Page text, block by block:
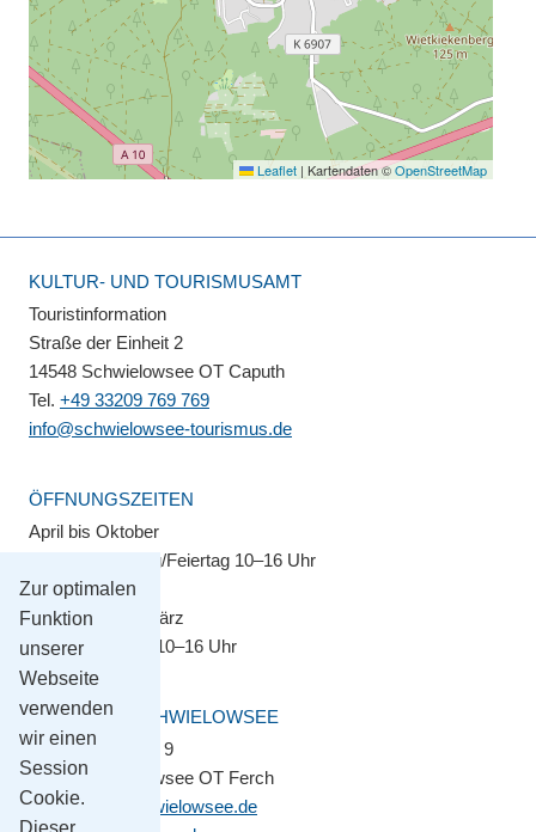
Zur optimalen
Funktion
unserer
Webseite
verwenden
wir einen
Session
Cookie.
Dieser
Leaflet | Kartendaten ©OpenStreetMap
KULTUR- UND TOURISMUSAMT
Touristinformation
Straße der Einheit 2
14548 Schwielowsee OT Caputh
Tel. +49 33209 769 769
info@schwielowsee-tourismus.de
ÖFFNUNGSZEITEN
April bis Oktober
Montag–Sonntag/Feiertag 10–16 Uhr
November bis März
Montag–Freitag 10–16 Uhr
GEMEINDE SCHWIELOWSEE
Potsdamer Platz 9
14548 Schwielowsee OT Ferch
gemeinde@schwielowsee.de